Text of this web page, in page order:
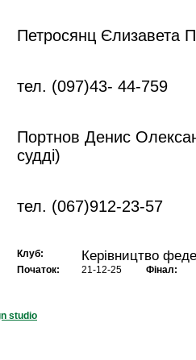
Петросянц Єлизавета
тел. (097)43- 44-759
Портнов Денис
судді)
тел. (067)912-23-57
Клуб: Керівництво
Початок: 21-12-25 Фінал: